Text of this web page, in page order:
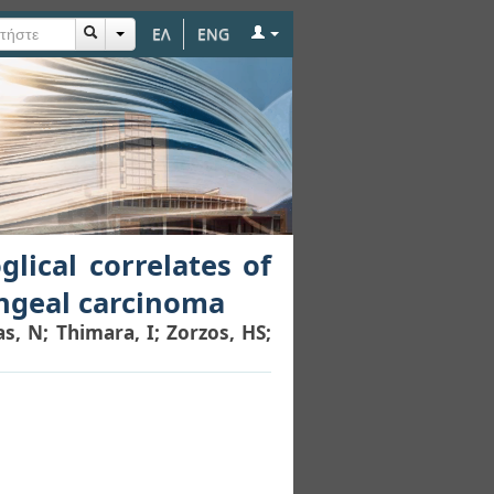
ΕΛ ENG
of two tumour
correlates of
carcinoma
N; Thimara, I; Zorzos, HS;